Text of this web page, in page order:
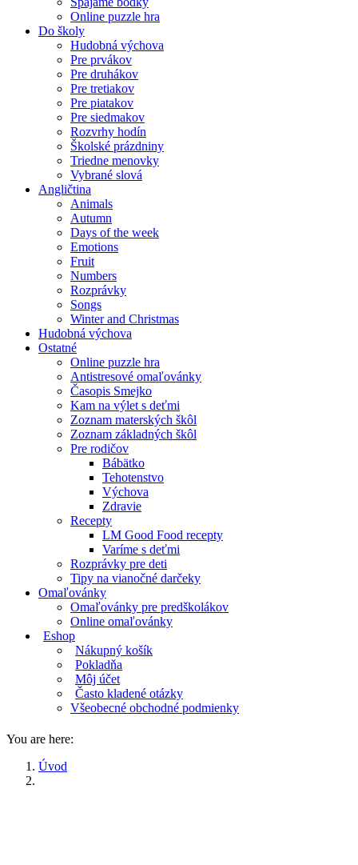
Online puzzle hra
Do školy
Hudobná výchova
Pre prvákov
Pre druhákov
Pre tretiakov
Pre piatakov
Pre siedmakov
Rozvrhy hodín
Školské prázdniny
Triedne menovky
Vybrané slová
Angličtina
Animals
Autumn
Days of the week
Emotions
Fruit
Numbers
Rozprávky
Songs
Winter and Christmas
Hudobná výchova
Ostatné
Online puzzle hra
Antistresové omaľovánky
Časopis Smejko
Kam na výlet s deťmi
Zoznam materských škôl
Zoznam základných škôl
Pre rodičov
Bábätko
Tehotenstvo
Výchova
Zdravie
Recepty
LM Good Food recepty
Varíme s deťmi
Rozprávky pre deti
Tipy na vianočné darčeky
Omaľovánky
Omaľovánky pre predškolákov
Online omaľovánky
Eshop
Nákupný košík
Pokladňa
Môj účet
Často kladené otázky
Všeobecné obchodné podmienky
You are here:
Úvod